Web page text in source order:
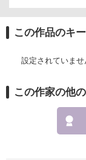
この作品のキ
設定されていませ
この作家の他